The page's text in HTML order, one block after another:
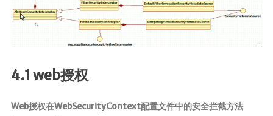
4.1 web授权
Web授权在WebSecurityContext配置文件中的安全拦截方法